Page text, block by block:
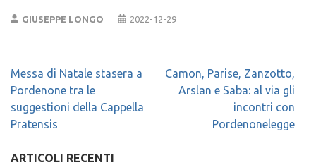
GIUSEPPE LONGO 2022-12-29
Navigazione
articoli
Messa di Natale stasera a
Pordenone tra le
suggestioni della Cappella
Pratensis
Camon, Parise, Zanzotto,
Arslan e Saba: al via gli
incontri con
Pordenonelegge
ARTICOLI RECENTI